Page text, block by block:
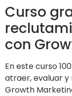
Curso
con
En este curso
atraer, evaluar
Growth